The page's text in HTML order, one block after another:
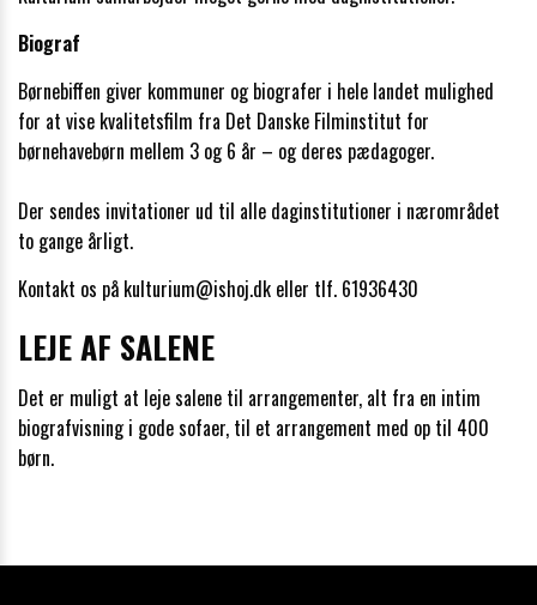
Biograf
Børnebiffen giver kommuner og biografer i hele landet mulighed
for at vise kvalitetsfilm fra Det Danske Filminstitut for
børnehavebørn mellem 3 og 6 år – og deres pædagoger.
Der sendes invitationer ud til alle daginstitutioner i nærområdet
to gange årligt.
Kontakt os på kulturium@ishoj.dk eller tlf. 61936430
LEJE AF SALENE
Det er muligt at leje salene til arrangementer, alt fra en intim
biografvisning i gode sofaer, til et arrangement med op til 400
børn.